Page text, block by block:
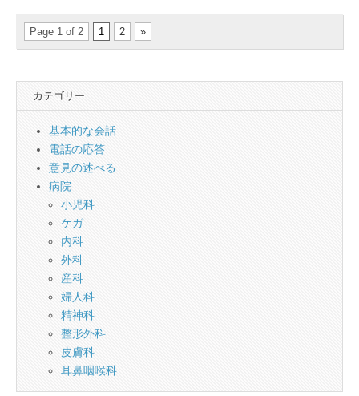
Page 1 of 2 1 2 »
カテゴリー
基本的な会話
電話の応答
意見の述べる
病院
小児科
ケガ
内科
外科
産科
婦人科
精神科
整形外科
皮膚科
耳鼻咽喉科